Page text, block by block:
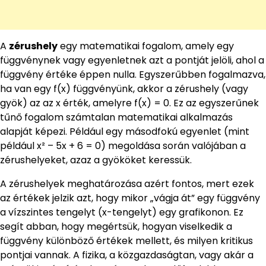
A zérushelyegy matematikai fogalom, amely egy
függvénynek vagy egyenletnek azt a pontját jelöli, ahol a
függvény értéke éppen nulla. Egyszerűbben fogalmazva,
ha van egy f(x) függvényünk, akkor a zérushely (vagy
gyök) az az x érték, amelyre f(x) = 0. Ez az egyszerűnek
tűnő fogalom számtalan matematikai alkalmazás
alapját képezi. Például egy másodfokú egyenlet (mint
például x² – 5x + 6 = 0) megoldása során valójában a
zérushelyeket, azaz a gyököket keressük.
A zérushelyek meghatározása azért fontos, mert ezek
az értékek jelzik azt, hogy mikor „vágja át” egy függvény
a vízszintes tengelyt (x-tengelyt) egy grafikonon. Ez
segít abban, hogy megértsük, hogyan viselkedik a
függvény különböző értékek mellett, és milyen kritikus
pontjai vannak. A fizika, a közgazdaságtan, vagy akár a